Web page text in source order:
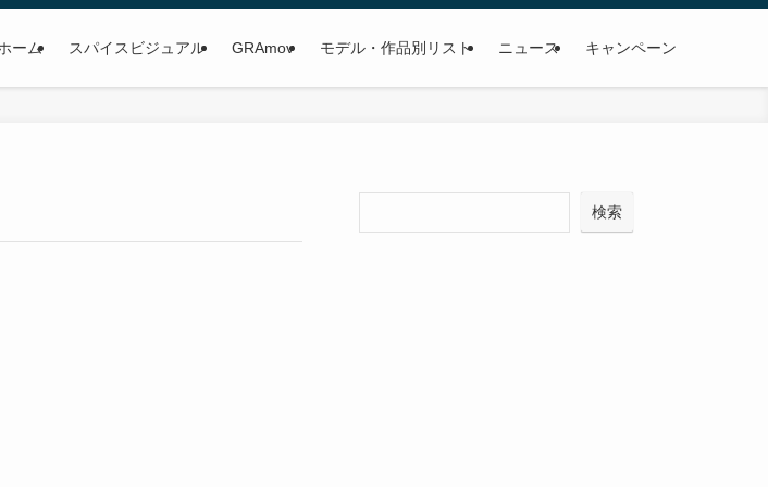
ーム スパイスビジュアル GRAmov モデル・作品別リスト ニュース キャンペーン
索
検索